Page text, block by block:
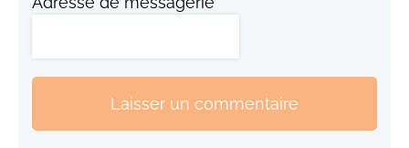
Laisser un commentaire